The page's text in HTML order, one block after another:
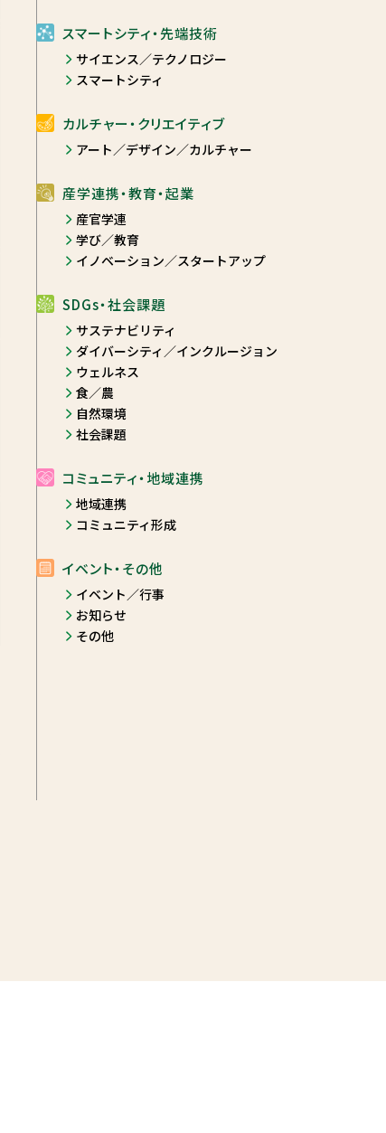
スマートシティ・先端技術
サイエンス／テクノロジー
スマートシティ
カルチャー・クリエイティブ
アート／デザイン／カルチャー
産学連携・教育・起業
産官学連
学び／教育
イノベーション／スタートアップ
SDGs・社会課題
サステナビリティ
ダイバーシティ／インクルージョン
ウェルネス
食／農
自然環境
社会課題
コミュニティ・地域連携
地域連携
コミュニティ形成
イベント・その他
イベント／行事
お知らせ
その他